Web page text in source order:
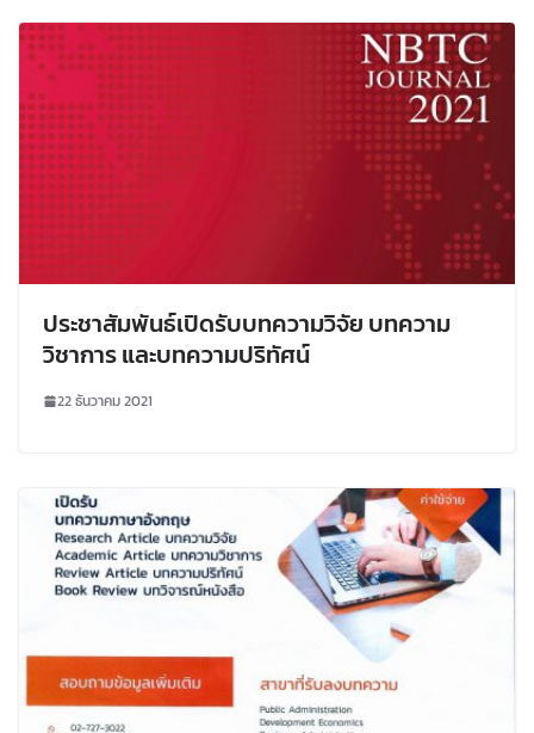
ประชาสัมพันธ์เปิดรับบทความวิจัย บทความ
วิชาการ และบทความปริทัศน์
22 ธันวาคม 2021